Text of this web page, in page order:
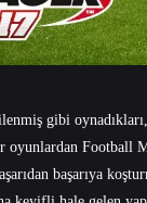
gibi
oyunlardan Football
başarıya